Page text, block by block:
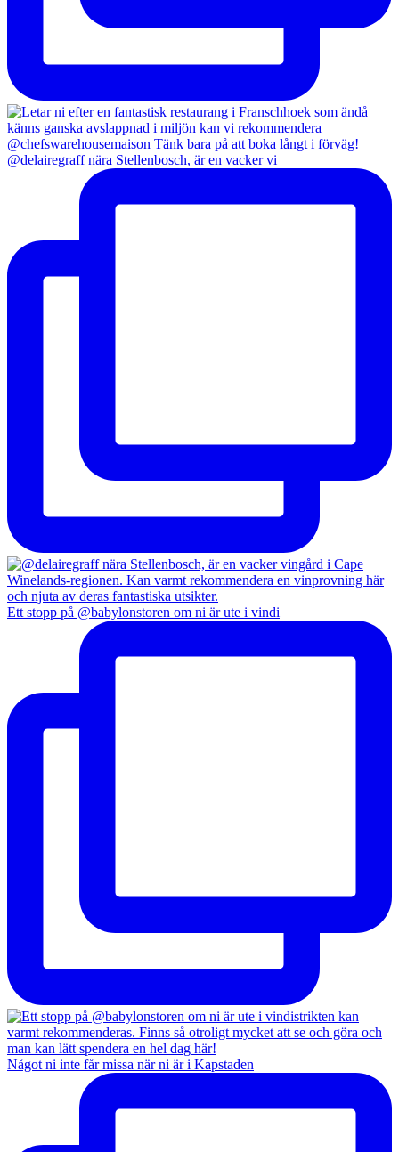
@delairegraff nära Stellenbosch, är en vacker vi
Ett stopp på @babylonstoren om ni är ute i vindi
Något ni inte får missa när ni är i Kapstaden